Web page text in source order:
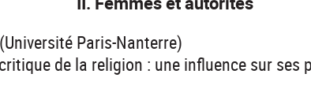
(Université Paris-Nanterre)
de la religion : une influence sur ses